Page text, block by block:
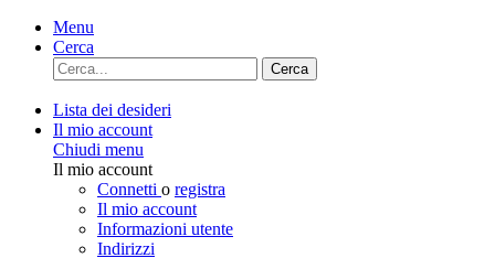
Menu
Cerca
Cerca
Lista dei desideri
Il mio account
Chiudi menu
Il mio account
Connetti o registra
Il mio account
Informazioni utente
Indirizzi